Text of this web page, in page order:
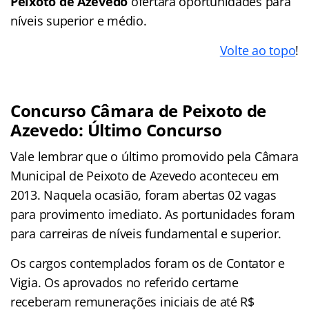
níveis superior e médio.
Volte ao topo!
Concurso Câmara de Peixoto de
Azevedo: Último Concurso
Vale lembrar que o último promovido pela Câmara
Municipal de Peixoto de Azevedo aconteceu em
2013. Naquela ocasião, foram abertas 02 vagas
para provimento imediato. As portunidades foram
para carreiras de níveis fundamental e superior.
Os cargos contemplados foram os de Contator e
Vigia. Os aprovados no referido certame
receberam remunerações iniciais de até R$